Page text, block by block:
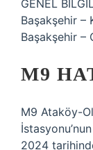
GENEL
Başakşehir –
Başakşehir –
M9
M9 Ataköy-
2024